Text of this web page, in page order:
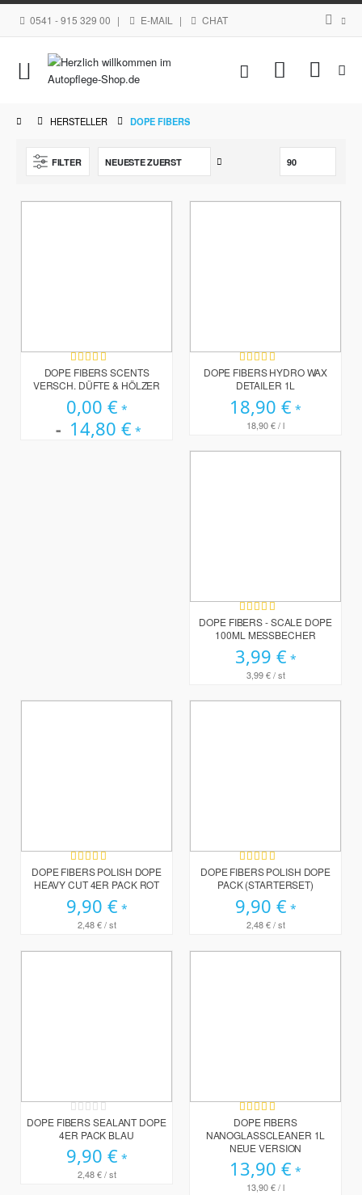
0541 - 915 329 00 | E-MAIL | CHAT
Navigation
umschalten
Mein
HERSTELLER DOPE FIBERS
FILTER
Bewertung:
100%
DOPE FIBERS SCENTS
VERSCH. DÜFTE & HÖLZER
0,00 €
14,80 €
Bewertung:
100%
DOPE FIBERS HYDRO WAX
DETAILER 1L
18,90 €
18,90 €/ l
Bewertung:
100%
DOPE FIBERS - SCALE DOPE
100ML MESSBECHER
3,99 €
3,99 €/ st
Bewertung:
100%
DOPE FIBERS POLISH DOPE
HEAVY CUT 4ER PACK ROT
9,90 €
2,48 €/ st
Bewertung:
100%
DOPE FIBERS POLISH DOPE
PACK (STARTERSET)
9,90 €
2,48 €/ st
Rating:
0%
DOPE FIBERS SEALANT DOPE
4ER PACK BLAU
9,90 €
2,48 €/ st
Bewertung:
100%
DOPE FIBERS
NANOGLASSCLEANER 1L
NEUE VERSION
13,90 €
13,90 €/ l